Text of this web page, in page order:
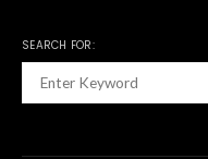
SEARCH FOR: